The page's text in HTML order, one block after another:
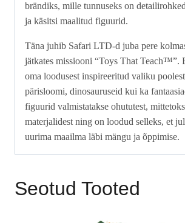
brändiks, mille tunnuseks on
ja käsitsi maalitud figuurid.
Täna juhib Safari LTD-d juba pere
jätkates missiooni “Toys That Teach™”.
oma loodusest inspireeritud valiku
pärisloomi, dinosauruseid kui ka
figuurid valmistatakse ohututest,
materjalidest ning on loodud selleks, et
uurima maailma läbi mängu ja õppimise.
Seotud Tooted